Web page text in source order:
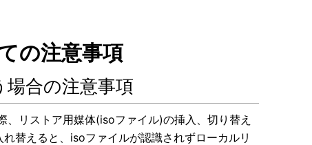
の注意事項
合の注意事項
リストア用媒体(isoファイル)の挿入、切り替え
替えると、isoファイルが認識されずローカルリ